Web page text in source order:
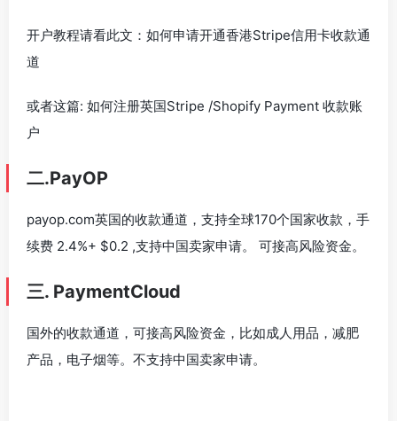
开户教程请看此文：如何申请开通香港Stripe信用卡收款通
道
或者这篇: 如何注册英国Stripe /Shopify Payment 收款账
户
二.PayOP
payop.com英国的收款通道，支持全球170个国家收款，手
续费 2.4%+ $0.2 ,支持中国卖家申请。 可接高风险资金。
三. PaymentCloud
国外的收款通道，可接高风险资金，比如成人用品，减肥
产品，电子烟等。不支持中国卖家申请。